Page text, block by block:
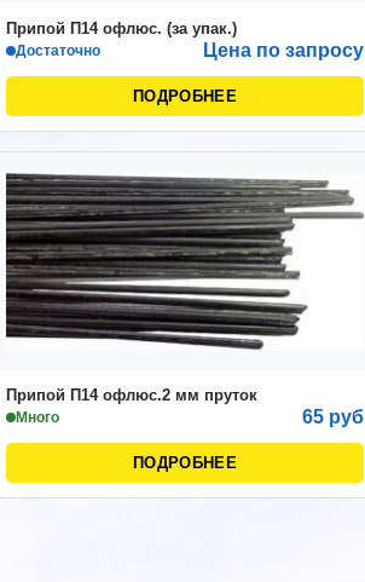
Припой П14 офлюс. (за упак.)
Достаточно Цена по запросу
ПОДРОБНЕЕ
Припой П14 офлюс.2 мм пруток
Много 65 руб
ПОДРОБНЕЕ